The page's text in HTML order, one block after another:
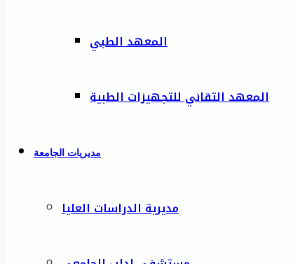
المعهد الطبي
المعهد التقاني للتجهيزات الطبية
مديريات الجامعة
مديرية الدراسات العليا